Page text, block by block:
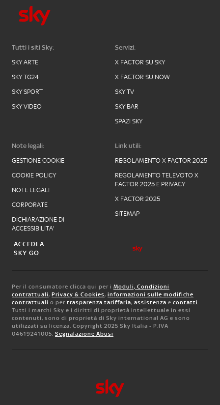
Tutti i siti Sky:
SKY ARTE
SKY TG24
SKY SPORT
SKY VIDEO
Servizi:
X FACTOR SU SKY
X FACTOR SU NOW
SKY TV
SKY BAR
SPAZI SKY
Note legali:
GESTIONE COOKIE
COOKIE POLICY
NOTE LEGALI
CORPORATE
DICHIARAZIONE DI
ACCESSIBILITA'
Link utili:
REGOLAMENTO X FACTOR 2025
REGOLAMENTO TELEVOTO X
FACTOR 2025 E PRIVACY
X FACTOR 2025
SITEMAP
ACCEDI A
SKY GO
Per il consumatore clicca qui per i Moduli, Condizioni
contrattuali, Privacy & Cookies, informazioni sulle modifiche
contrattuali o per trasparenza tariffaria, assistenza e contatti.
Tutti i marchi Sky e i diritti di proprietà intellettuale in essi
contenuti, sono di proprietà di Sky international AG e sono
utilizzati su licenza. Copyright 2025 Sky Italia - P.IVA
04619241005. Segnalazione Abusi